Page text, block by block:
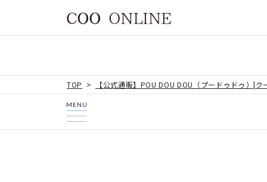
TOP 【公式通販】POU DOU DOU（プードゥドゥ）|ク
MENU